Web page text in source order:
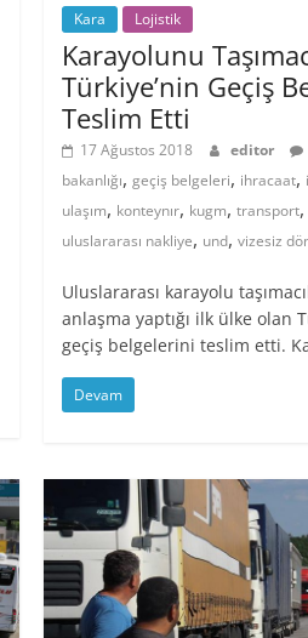
Kara Lojistik
Karayolunu
Türkiye’nin Geçiş
Teslim Etti
17 Ağustos 2018 editor
bakanlığı,geçiş belgeleri, ihracaat,
ulaşım, konteynır, kugm,transport
uluslararası nakliye, und,vizesiz
Uluslararası karayolu
anlaşma yaptığı ilk ülke olan
geçiş belgelerini teslim etti.
Devam